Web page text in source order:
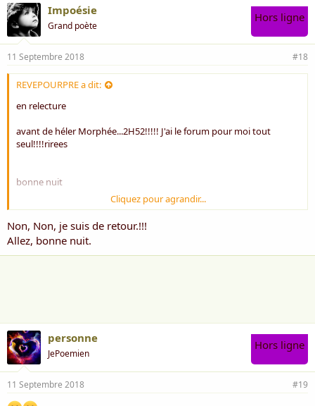
Impoésie
Grand poète
Hors ligne
11 Septembre 2018 #18
REVEPOURPRE a dit:
en relecture
avant de héler Morphée...2H52!!!!! J'ai le forum pour moi tout
seul!!!!rirees
bonne nuit
Cliquez pour agrandir...
Non, Non, je suis de retour.!!!
Allez, bonne nuit.
personne
JePoemien
Hors ligne
11 Septembre 2018 #19